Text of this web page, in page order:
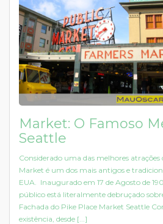
Market: O Famoso
Seattle
Considerado uma das melhores atrações
Market é um dos mais antigos e
EUA. Inaugurado em 17 de Agosto de
público está literalmente debruçado
Fachada do Pike Place Market Seattle
existência, desde [...]